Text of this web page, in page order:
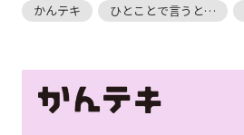
かんテキ ひとことで言うと…